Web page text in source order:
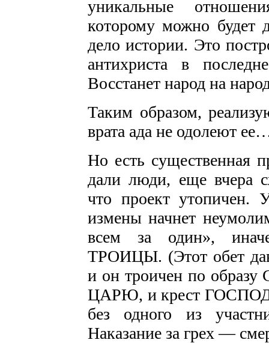
уникальные
которому можно будет
дело истории. Это
антихриста в
Восстанет народ на
Таким образом,
врата ада не одолеют
Но есть существенная
дали люди, еще вчера
что проект утопичен.
измены начнет
всем за один»,
ТРОИЦЫ. (Этот обет
и он троичен по
ЦАРЮ, и крест
без одного из
Наказание за грех —